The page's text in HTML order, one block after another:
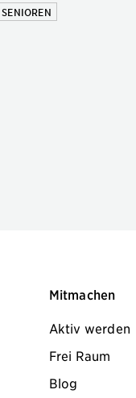
SENIOREN
Mitmachen
Aktiv werden
Frei Raum
Blog